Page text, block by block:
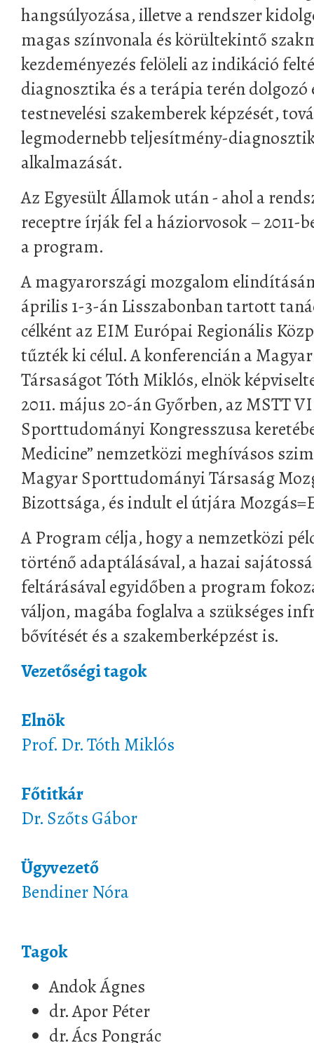
hangsúlyozása, illetve a rendszer
magas színvonala és körültekintő
kezdeményezés felöleli az indikáció
diagnosztika és a terápia terén
testnevelési szakemberek képzését,
legmodernebb teljesítmény-
alkalmazását.
Az Egyesült Államok után - ahol a
receptre írják fel a háziorvosok – 2011-
a program.
A magyarországi mozgalom
április 1-3-án Lisszabonban tartott
célként az EIM Európai Regionális
tűzték ki célul. A konferencián a
Társaságot Tóth Miklós, elnök
2011. május 20-án Győrben, az MSTT
Sporttudományi Kongresszusa
Medicine” nemzetközi meghívásos
Magyar Sporttudományi Társaság
Bizottsága, és indult el útjára
A Program célja, hogy a nemzetközi
történő adaptálásával, a hazai
feltárásával egyidőben a program
váljon, magába foglalva a szükséges
bővítését és a szakemberképzést is.
Vezetőségi tagok
Elnök
Prof. Dr. Tóth Miklós
Főtitkár
Dr. Szőts Gábor
Ügyvezető
Bendiner Nóra
Tagok
Andok Ágnes
dr. Apor Péter
dr. Ács Pongrác